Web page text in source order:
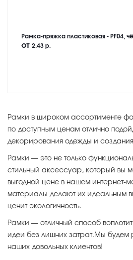
Рамка-пряжка пластиковая - PF04,
от 2.43 р.
Рамки в широком ассортименте
по доступным ценам отлично
декорирования одежды и
Рамки — это не только
стильный аксессуар, который вы
выгодной цене в нашем интернет-
материалы делают их идеальным
ценит экологичность.
Рамки — отличный способ
идеи без лишних затрат.Мы будем
наших довольных клиентов!